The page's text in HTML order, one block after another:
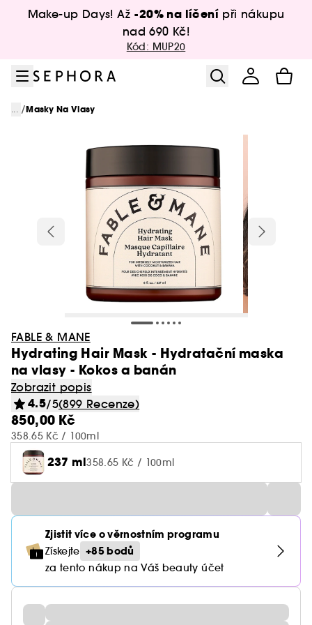
Přejít na hlavní obsah
Make-up Days! Až -20% na líčení při nákupu
nad 690 Kč!
Kód: MUP20
... /Masky Na Vlasy
FABLE & MANE
Hydrating Hair Mask - Hydratační maska
na vlasy - Kokos a banán
Zobrazit popis
4.5/5(899 Recenze)
850,00 Kč
358.65 Kč / 100ml
237 ml358.65 Kč / 100ml
Zjistit více o věrnostním programu
Získejte +85 bodů
za tento nákup na Váš beauty účet